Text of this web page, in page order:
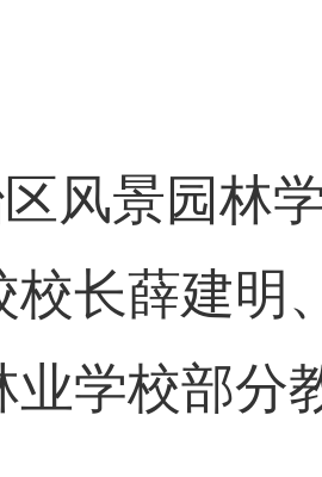
风景园林
校长薛建明
业学校部分